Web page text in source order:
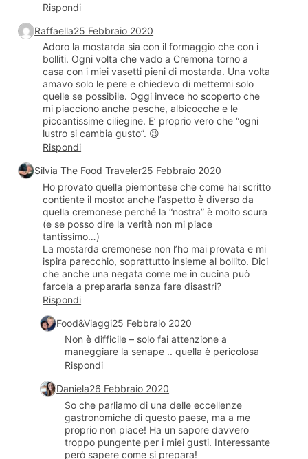
Rispondi
Raffaella25 Febbraio 2020
Adoro la mostarda sia con il formaggio che con i
bolliti. Ogni volta che vado a Cremona torno a
casa con i miei vasetti pieni di mostarda. Una volta
amavo solo le pere e chiedevo di mettermi solo
quelle se possibile. Oggi invece ho scoperto che
mi piacciono anche pesche, albicocche e le
piccantissime ciliegine. E’ proprio vero che “ogni
lustro si cambia gusto”. 😉
Rispondi
Silvia The Food Traveler25 Febbraio 2020
Ho provato quella piemontese che come hai scritto
contiente il mosto: anche l’aspetto è diverso da
quella cremonese perché la “nostra” è molto scura
(e se posso dire la verità non mi piace
tantissimo…)
La mostarda cremonese non l’ho mai provata e mi
ispira parecchio, soprattutto insieme al bollito. Dici
che anche una negata come me in cucina può
farcela a prepararla senza fare disastri?
Rispondi
Food&Viaggi25 Febbraio 2020
Non è difficile – solo fai attenzione a
maneggiare la senape .. quella è pericolosa
Rispondi
Daniela26 Febbraio 2020
So che parliamo di una delle eccellenze
gastronomiche di questo paese, ma a me
proprio non piace! Ha un sapore davvero
troppo pungente per i miei gusti. Interessante
però sapere come si prepara!